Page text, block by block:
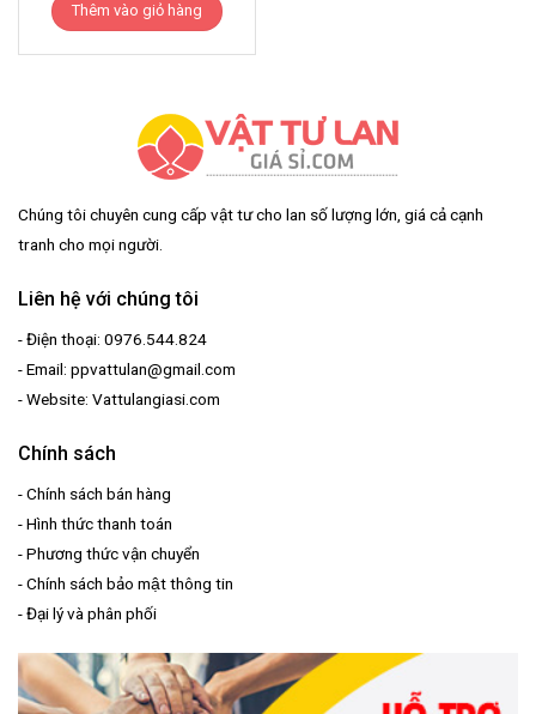
Thêm vào giỏ hàng
Chúng tôi chuyên cung cấp vật tư cho lan số lượng lớn, giá cả cạnh
tranh cho mọi người.
Liên hệ với chúng tôi
- Điện thoại: 0976.544.824
- Email: ppvattulan@gmail.com
- Website: Vattulangiasi.com
Chính sách
-Chính sách bán hàng
-Hình thức thanh toán
-Phương thức vận chuyển
-Chính sách bảo mật thông tin
-Đại lý và phân phối